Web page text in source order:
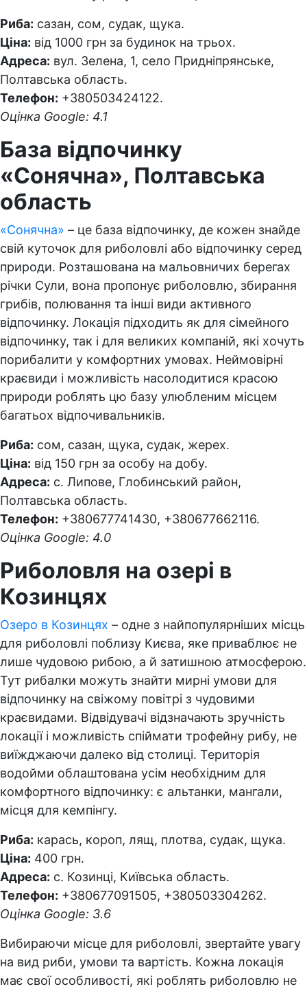
Риба: сазан, сом, судак, щука.
Ціна: від 1000 грн за будинок на трьох.
Адреса: вул. Зелена, 1, село Придніпрянське,
Полтавська область.
Телефон: +380503424122.
Оцінка Google: 4.1
База відпочинку
«Сонячна», Полтавська
область
«Сонячна» – це база відпочинку, де кожен знайде
свій куточок для риболовлі або відпочинку серед
природи. Розташована на мальовничих берегах
річки Сули, вона пропонує риболовлю, збирання
грибів, полювання та інші види активного
відпочинку. Локація підходить як для сімейного
відпочинку, так і для великих компаній, які хочуть
порибалити у комфортних умовах. Неймовірні
краєвиди і можливість насолодитися красою
природи роблять цю базу улюбленим місцем
багатьох відпочивальників.
Риба: сом, сазан, щука, судак, жерех.
Ціна: від 150 грн за особу на добу.
Адреса: с. Липове, Глобинський район,
Полтавська область.
Телефон: +380677741430, +380677662116.
Оцінка Google: 4.0
Риболовля на озері в
Козинцях
Озеро в Козинцях – одне з найпопулярніших місць
для риболовлі поблизу Києва, яке приваблює не
лише чудовою рибою, а й затишною атмосферою.
Тут рибалки можуть знайти мирні умови для
відпочинку на свіжому повітрі з чудовими
краєвидами. Відвідувачі відзначають зручність
локації і можливість спіймати трофейну рибу, не
виїжджаючи далеко від столиці. Територія
водойми облаштована усім необхідним для
комфортного відпочинку: є альтанки, мангали,
місця для кемпінгу.
Риба: карась, короп, лящ, плотва, судак, щука.
Ціна: 400 грн.
Адреса: с. Козинці, Київська область.
Телефон: +380677091505, +380503304262.
Оцінка Google: 3.6
Вибираючи місце для риболовлі, звертайте увагу
на вид риби, умови та вартість. Кожна локація
має свої особливості, які роблять риболовлю не